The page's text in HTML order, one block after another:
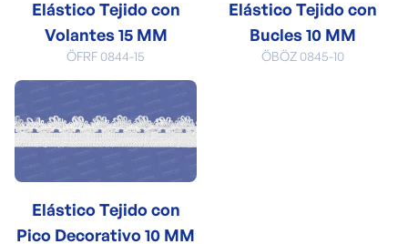
Elástico Tejido con
Volantes 15 MM
ÖFRF 0844-15
Elástico Tejido con
Bucles 10 MM
ÖBÖZ 0845-10
Elástico Tejido con
Pico Decorativo 10 MM